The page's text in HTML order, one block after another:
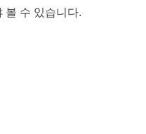
볼 수 있습니다.